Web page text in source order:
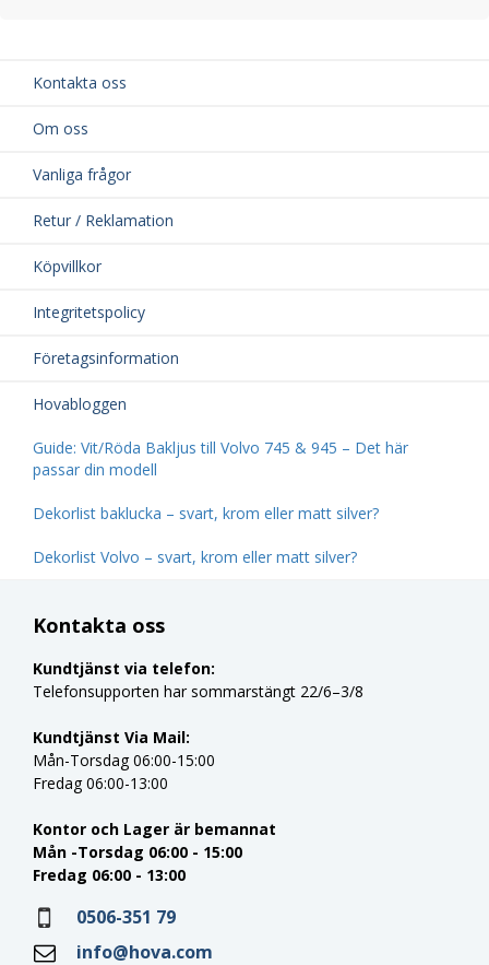
Kontakta oss
Om oss
Vanliga frågor
Retur / Reklamation
Köpvillkor
Integritetspolicy
Företagsinformation
Hovabloggen
Guide: Vit/Röda Bakljus till Volvo 745 & 945 – Det här
passar din modell
Dekorlist baklucka – svart, krom eller matt silver?
Dekorlist Volvo – svart, krom eller matt silver?
Kontakta oss
Kundtjänst via telefon:
Telefonsupporten har sommarstängt 22/6–3/8
Kundtjänst Via Mail:
Mån-Torsdag 06:00-15:00
Fredag 06:00-13:00
Kontor och Lager är bemannat
Mån -Torsdag 06:00 - 15:00
Fredag 06:00 - 13:00
0506-351 79
info@hova.com